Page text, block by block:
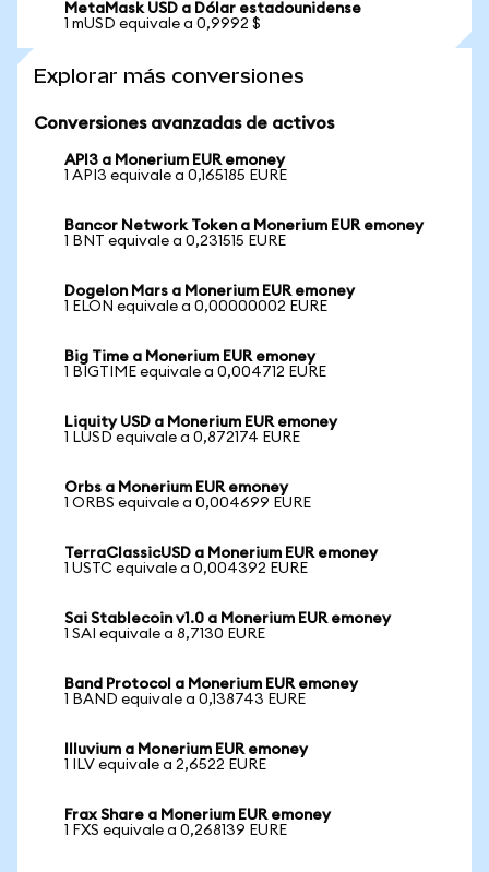
MetaMask USD a Dólar estadounidense
1 mUSD equivale a 0,9992 $
Explorar más conversiones
Conversiones avanzadas de activos
API3 a Monerium EUR emoney
1 API3 equivale a 0,165185 EURE
Bancor Network Token a Monerium EUR emoney
1 BNT equivale a 0,231515 EURE
Dogelon Mars a Monerium EUR emoney
1 ELON equivale a 0,00000002 EURE
Big Time a Monerium EUR emoney
1 BIGTIME equivale a 0,004712 EURE
Liquity USD a Monerium EUR emoney
1 LUSD equivale a 0,872174 EURE
Orbs a Monerium EUR emoney
1 ORBS equivale a 0,004699 EURE
TerraClassicUSD a Monerium EUR emoney
1 USTC equivale a 0,004392 EURE
Sai Stablecoin v1.0 a Monerium EUR emoney
1 SAI equivale a 8,7130 EURE
Band Protocol a Monerium EUR emoney
1 BAND equivale a 0,138743 EURE
Illuvium a Monerium EUR emoney
1 ILV equivale a 2,6522 EURE
Frax Share a Monerium EUR emoney
1 FXS equivale a 0,268139 EURE